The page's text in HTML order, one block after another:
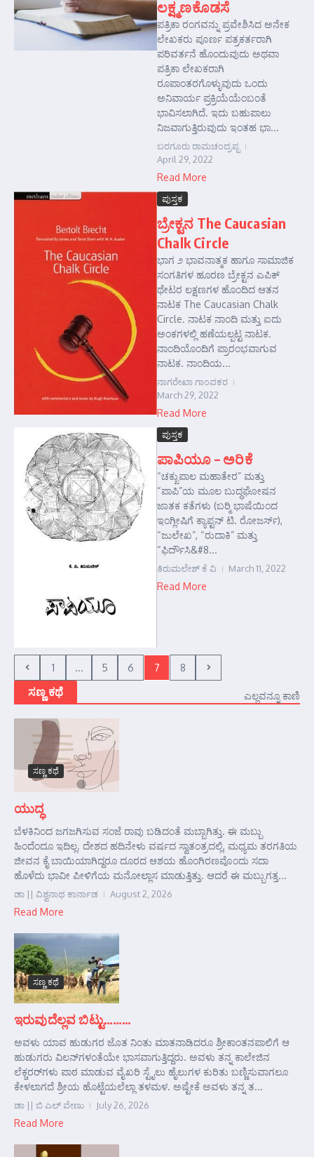
ಲಕ್ಷ್ಮಣಕೊಡಸೆ
ಪತ್ರಿಕಾ ರಂಗವನ್ನು ಪ್ರವೇಶಿಸಿದ ಅನೇಕ
ಲೇಖಕರು ಪೂರ್ಣ ಪತ್ರಕರ್ತರಾಗಿ
ಪರಿವರ್ತನೆ ಹೊಂದುವುದು ಅಥವಾ
ಪತ್ರಿಕಾ ಲೇಖಕರಾಗಿ
ರೂಪಾಂತರಗೊಳ್ಳುವುದು ಒಂದು
ಅನಿವಾರ್ಯ ಪ್ರಕ್ರಿಯೆಯೆಂಬಂತೆ
ಭಾವಿಸಲಾಗಿದೆ. ಇದು ಬಹುಪಾಲು
ನಿಜವಾಗುತ್ತಿರುವುದು ಇಂತಹ ಭಾ...
ಬರಗೂರು ರಾಮಚಂದ್ರಪ್ಪ
April 29, 2022
Read More
ಪುಸ್ತಕ
ಬ್ರೇಕ್ಟನ The Caucasian
Chalk Circle
ಭಾಗ ೨ ಭಾವನಾತ್ಮಕ ಹಾಗೂ ಸಾಮಾಜಿಕ
ಸಂಗತಿಗಳ ಹೂರಣ ಬ್ರೇಕ್ಟನ ಎಪಿಕ್
ಥೇಟರ ಲಕ್ಷಣಗಳ ಹೊಂದಿದ ಆತನ
ನಾಟಕ The Caucasian Chalk
Circle. ನಾಟಕ ನಾಂದಿ ಮತ್ತು ಐದು
ಅಂಕಗಳಲ್ಲಿ ಹಣೆಯಲ್ಪಟ್ಟ ನಾಟಕ.
ನಾಂದಿಯೊಂದಿಗೆ ಪ್ರಾರಂಭವಾಗುವ
ನಾಟಕ. ನಾಂದಿಯ...
ನಾಗರೇಖಾ ಗಾಂವಕರ
March 29, 2022
Read More
ಪುಸ್ತಕ
ಪಾಪಿಯೂ – ಅರಿಕೆ
“ಚಕ್ಖುಪಾಲ ಮಹಾತೇರ” ಮತ್ತು
“ಪಾಪಿ”ಯ ಮೂಲ ಬುದ್ಧಘೋಷನ
ಜಾತಕ ಕತೆಗಳು (ಬರ್‍ಮಿ ಭಾಷೆಯಿಂದ
ಇಂಗ್ಲೀಷಿಗೆ ಕ್ಯಾಪ್ಟನ್ ಟಿ. ರೋಜರ್ಸ್),
“ಜುಲೇಖ”, “ರುದಾಕಿ” ಮತ್ತು
“ಫಿರ್ದೌಸಿ&#8...
ತಿರುಮಲೇಶ್ ಕೆ ವಿ March 11, 2022
Read More
1 ... 5 6 7 8
ಸಣ್ಣ ಕಥೆ ಎಲ್ಲವನ್ನೂ ಕಾಣಿ
ಸಣ್ಣ ಕಥೆ
ಯುದ್ಧ
ಬೆಳಕಿನಿಂದ ಜಗಜಗಿಸುವ ಸಂಜೆ ರಾವು ಬಡಿದಂತೆ ಮಬ್ಬಾಗಿತ್ತು. ಈ ಮಬ್ಬು
ಹಿಂದೆಂದೂ ಇದಿಲ್ಲ. ದೇಶದ ಹದಿನೇಳು ವರ್ಷದ ಸ್ವಾತಂತ್ರದಲ್ಲಿ, ಮಧ್ಯಮ ತರಗತಿಯ
ಜೀವನ ಕೈ ಬಾಯಿಯಾಗಿದ್ದರೂ ದೂರದ ಆಶಯ ಹೊಂಗಿರಣವೊಂದು ಸದಾ
ಹೊಳೆದು ಭಾವೀ ಪೀಳಿಗೆಯ ಮನೋಲ್ಲಾಸ ಮಾಡುತ್ತಿತ್ತು. ಆದರೆ ಈ ಮಬ್ಬುಗತ್ತ...
ಡಾ || ವಿಶ್ವನಾಥ ಕಾರ್ನಾಡ August 2, 2026
Read More
ಸಣ್ಣ ಕಥೆ
ಇರುವುದೆಲ್ಲವ ಬಿಟ್ಟು………
ಅವಳು ಯಾವ ಹುಡುಗರ ಜೊತ ನಿಂತು ಮಾತನಾಡಿದರೂ ಶ್ರೀಕಾಂತನಪಾಲಿಗೆ ಆ
ಹುಡುಗರು ವಿಲನ್‌ಗಳಂತೆಯೇ ಭಾಸವಾಗುತ್ತಿದ್ದರು. ಅವಳು ತನ್ನ ಕಾಲೇಜಿನ
ಲೆಕ್ಚರರ್‌ಗಳು ಪಾಠ ಮಾಡುವ ವೈಖರಿ ಸ್ಟೈಲು ಹೈಲುಗಳ ಕುರಿತು ಬಣ್ಣಿಸುವಾಗಲೂ
ಕೇಳಲಾಗದೆ ಶ್ರೀಯ ಹೊಟ್ಟೆಯಲೆಲ್ಲಾ ತಳಮಳ. ಅಷ್ಟೇಕೆ ಅವಳು ತನ್ನ ತ...
ಡಾ || ಬಿ ಎಲ್ ವೇಣು July 26, 2026
Read More